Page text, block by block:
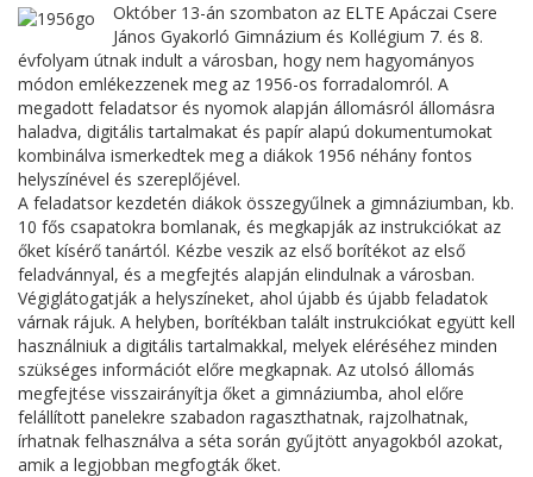
Október 13-án szombaton az ELTE Apáczai Csere
János Gyakorló Gimnázium és Kollégium 7. és 8.
évfolyam útnak indult a városban, hogy nem hagyományos
módon emlékezzenek meg az 1956-os forradalomról. A
megadott feladatsor és nyomok alapján állomásról állomásra
haladva, digitális tartalmakat és papír alapú dokumentumokat
kombinálva ismerkedtek meg a diákok 1956 néhány fontos
helyszínével és szereplőjével.
A feladatsor kezdetén diákok összegyűlnek a gimnáziumban, kb.
10 fős csapatokra bomlanak, és megkapják az instrukciókat az
őket kísérő tanártól. Kézbe veszik az első borítékot az első
feladvánnyal, és a megfejtés alapján elindulnak a városban.
Végiglátogatják a helyszíneket, ahol újabb és újabb feladatok
várnak rájuk. A helyben, borítékban talált instrukciókat együtt kell
használniuk a digitális tartalmakkal, melyek eléréséhez minden
szükséges információt előre megkapnak. Az utolsó állomás
megfejtése visszairányítja őket a gimnáziumba, ahol előre
felállított panelekre szabadon ragaszthatnak, rajzolhatnak,
írhatnak felhasználva a séta során gyűjtött anyagokból azokat,
amik a legjobban megfogták őket.